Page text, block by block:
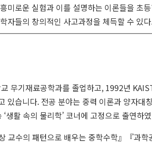
미로운 실험과 이를 설명하는 이론들을 초
자들의 창의적인 사고과정을 체득할 수 있
무기재료공학과를 졸업하고, 1992년
있습니다. 전공 분야는 중력 이론과 양자
‘생활 속의 물리학’ 코너에 고정으로 출연하
교수의 패턴으로 배우는 중학수학』『과